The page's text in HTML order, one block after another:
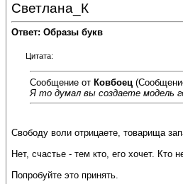
Светлана_К
Ответ: Образы букв
Цитата:
Сообщение от Ковбоец
Я то думал вы создаете модель
Свободу воли отрицаете, товарища
Нет, счастье - тем кто, его хочет.
Попробуйте это принять.